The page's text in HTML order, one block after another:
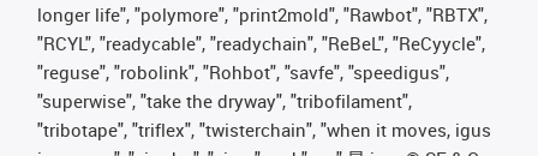
longer life", "polymore", "print2mold", "Rawbot", "RBTX",
"RCYL", "readycable", "readychain", "ReBeL", "ReCyycle",
"reguse", "robolink", "Rohbot", "savfe", "speedigus",
"superwise", "take the dryway", "tribofilament",
"tribotape", "triflex", "twisterchain", "when it moves, igus